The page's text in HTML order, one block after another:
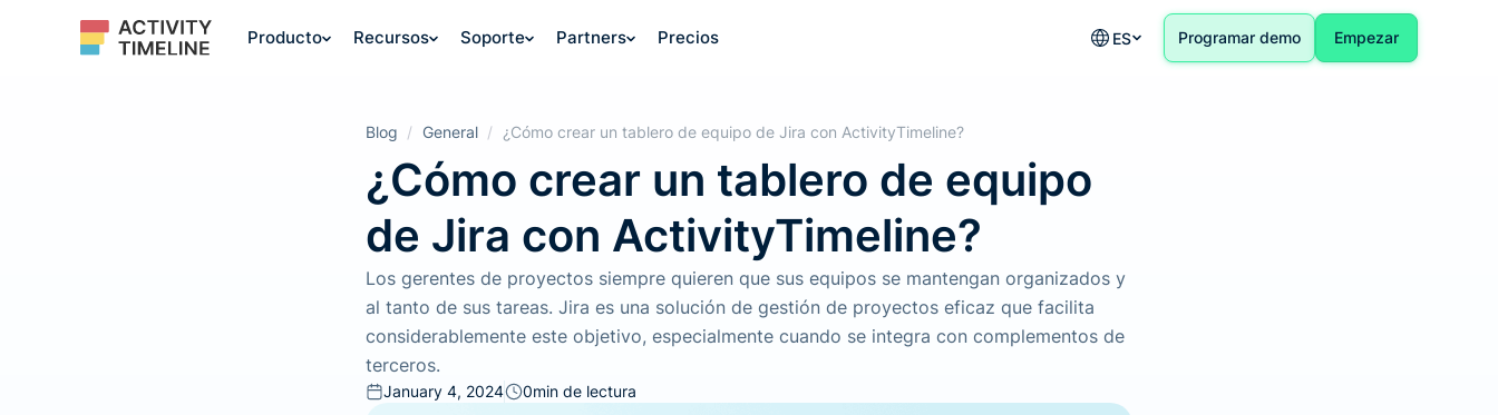
Producto Recursos Soporte Partners Precios ES Programar demo Empezar
Blog / General / ¿Cómo crear un tablero de equipo de Jira con ActivityTimeline?
¿Cómo crear un tablero de equipo
de Jira con ActivityTimeline?
Los gerentes de proyectos siempre quieren que sus equipos se mantengan organizados y
al tanto de sus tareas. Jira es una solución de gestión de proyectos eficaz que facilita
considerablemente este objetivo, especialmente cuando se integra con complementos de
terceros.
January 4, 2024 0min de lectura